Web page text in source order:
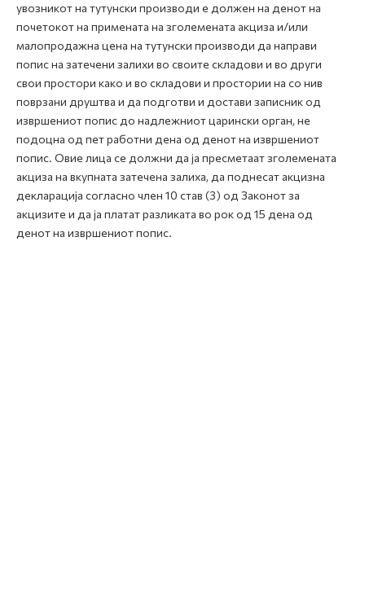
увозникот на тутунски производи е должен на денот на
почетокот на примената на зголемената акциза и/или
малопродажна цена на тутунски производи да направи
попис на затечени залихи во своите складови и во други
свои простори како и во складови и простории на со нив
поврзани друштва и да подготви и достави записник од
извршениот попис до надлежниот царински орган, не
подоцна од пет работни дена од денот на извршениот
попис. Овие лица се должни да ја пресметаат зголемената
акциза на вкупната затечена залиха, да поднесат акцизна
декларација согласно член 10 став (3) од Законот за
акцизите и да ја платат разликата во рок од 15 дена од
денот на извршениот попис.